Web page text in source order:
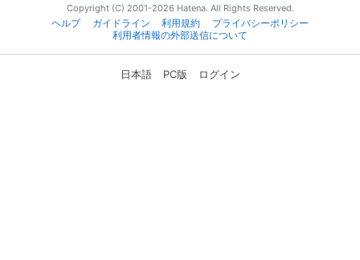
Copyright (C) 2001-2026 Hatena. All Rights Reserved.
ヘルプ
ガイドライン 利用規約
プライバシーポリシー
利用者情報の外部送信について
日本語 PC版 ログイン